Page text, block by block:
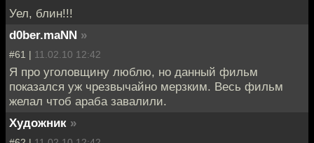
Уел, блин!!!
d0ber.maNN »
#61 | 11.02.10 12:42
Я про уголовщину люблю, но данный фильм
показался уж чрезвычайно мерзким. Весь фильм
желал чтоб араба завалили.
Художник »